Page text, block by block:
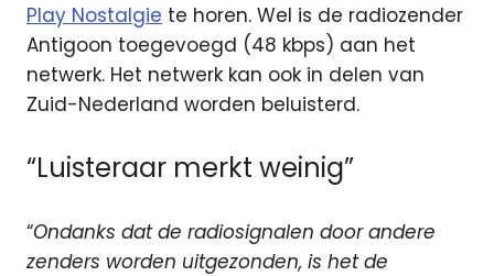
Play Nostalgie te horen. Wel is de radiozender
Antigoon toegevoegd (48 kbps) aan het
netwerk. Het netwerk kan ook in delen van
Zuid-Nederland worden beluisterd.
“Luisteraar merkt weinig”
“Ondanks dat de radiosignalen door andere
zenders worden uitgezonden, is het de